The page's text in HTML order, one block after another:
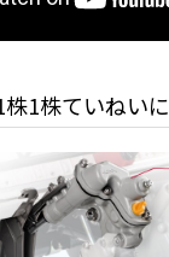
1株ていねいに